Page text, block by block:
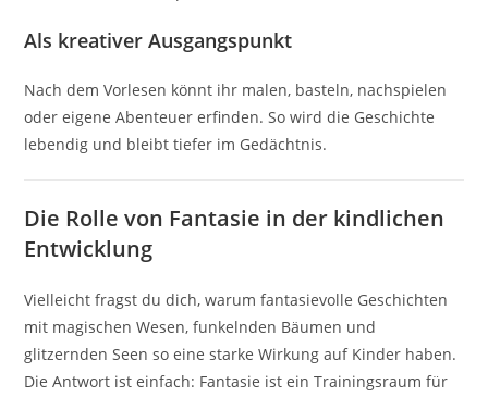
Als kreativer Ausgangspunkt
Nach dem Vorlesen könnt ihr malen, basteln, nachspielen
oder eigene Abenteuer erfinden. So wird die Geschichte
lebendig und bleibt tiefer im Gedächtnis.
Die Rolle von Fantasie in der kindlichen
Entwicklung
Vielleicht fragst du dich, warum fantasievolle Geschichten
mit magischen Wesen, funkelnden Bäumen und
glitzernden Seen so eine starke Wirkung auf Kinder haben.
Die Antwort ist einfach: Fantasie ist ein Trainingsraum für